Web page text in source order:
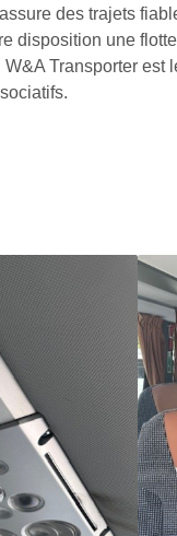
des trajets
disposition une
Transporter